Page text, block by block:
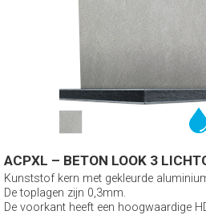
ACPXL – BETON LOOK 3
Kunststof kern met gekleurde
De toplagen zijn 0,3mm.
De voorkant heeft een hoogwaardige